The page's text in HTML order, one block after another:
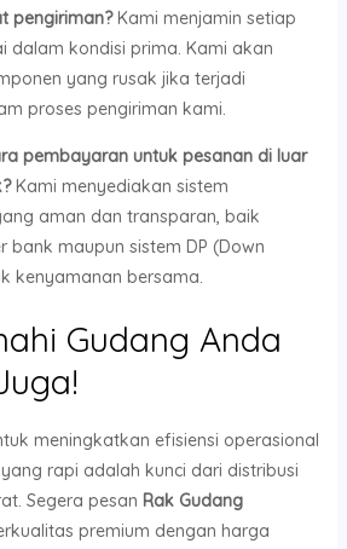
pengiriman?Kami menjamin setiap
dalam kondisi prima. Kami akan
yang rusak jika terjadi
proses pengiriman kami.
pembayaran untuk pesanan di luar
Kami menyediakan sistem
aman dan transparan, baik
bank maupun sistem DP (Down
kenyamanan bersama.
Gudang Anda
meningkatkan efisiensi operasional
rapi adalah kunci dari distribusi
Segera pesan Rak Gudang
premium dengan harga